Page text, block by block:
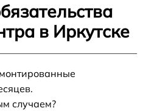
в Иркутске
случаем?